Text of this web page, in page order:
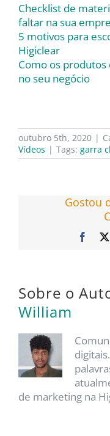
Checklist de
faltar na sua
5 motivos para
Higiclear
Como os
no seu negócio
outubro 5th, 2020 |
Vídeos | Tags: garra
Gostou
Sobre o
William
de marketing na